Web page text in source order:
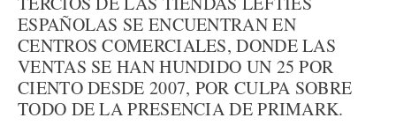
ESPAÑOLAS SE ENCUENTRAN EN
CENTROS COMERCIALES, DONDE LAS
VENTAS SE HAN HUNDIDO UN 25 POR
CIENTO DESDE 2007, POR CULPA SOBRE
TODO DE LA PRESENCIA DE PRIMARK.